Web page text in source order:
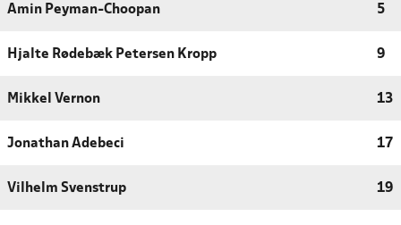
Amin Peyman-Choopan 5
Hjalte Rødebæk Petersen Kropp 9
Mikkel Vernon 13
Jonathan Adebeci 17
Vilhelm Svenstrup 19